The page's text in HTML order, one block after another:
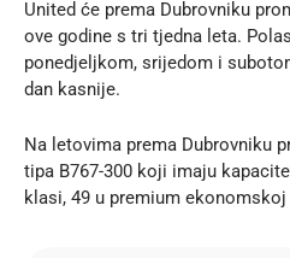
United će prema Dubrovniku
ove godine s tri tjedna leta.
ponedjeljkom, srijedom i
dan kasnije.
Na letovima prema Dubrovniku
tipa B767-300 koji imaju
klasi, 49 u premium